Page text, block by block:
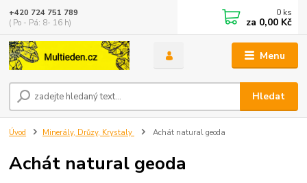
Menu
Hledat
+420 724 751 789
( Po - Pá: 8- 16 h)
0 ks
za 0,00 Kč
Úvod Minerály, Drůzy, Krystaly Achát natural geoda
Achát natural geoda